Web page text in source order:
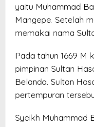
yaitu Muhammad
Mangepe. Setelah
memakai nama
Pada tahun 1669 M
pimpinan Sultan
Belanda. Sultan
pertempuran
Syeikh Muhammad